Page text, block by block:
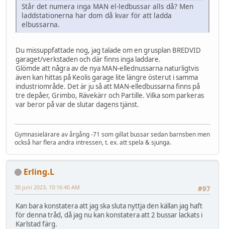
Står det numera inga MAN el-ledbussar alls då? Men
laddstationerna har dom då kvar för att ladda
elbussarna.
Du missuppfattade nog, jag talade om en grusplan BREDVID
garaget/verkstaden och där finns inga laddare.
Glömde att några av de nya MAN-ellednussarna naturligtvis
även kan hittas på Keolis garage lite längre österut i samma
industriområde. Det är ju så att MAN-elledbussarna finns på
tre depåer, Grimbo, Rävekärr och Partille. Vilka som parkeras
var beror på var de slutar dagens tjänst.
Gymnasielärare av årgång -71 som gillat bussar sedan barnsben men
också har flera andra intressen, t. ex. att spela & sjunga.
Erling.L
#97
30 juni 2023, 10:16:40 AM
Kan bara konstatera att jag ska sluta nyttja den källan jag haft
för denna tråd, då jag nu kan konstatera att 2 bussar lackats i
Karlstad färg.